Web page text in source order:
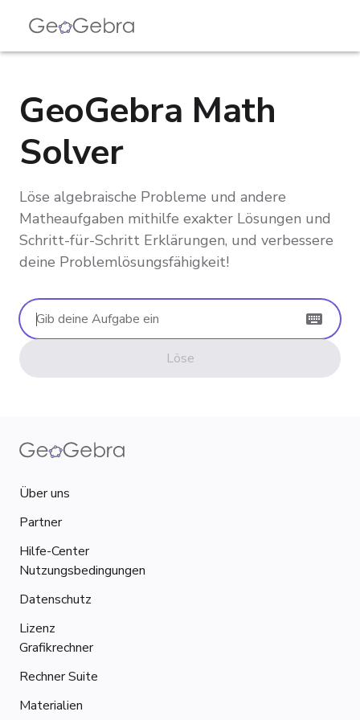
GeoGebra Math
Solver
Löse algebraische Probleme und andere
Matheaufgaben mithilfe exakter Lösungen und
Schritt-für-Schritt Erklärungen, und verbessere
deine Problemlösungsfähigkeit!
Gib deine Aufgabe ein
Löse
Über uns
Partner
Hilfe-Center
Nutzungsbedingungen
Datenschutz
Lizenz
Grafikrechner
Rechner Suite
Materialien